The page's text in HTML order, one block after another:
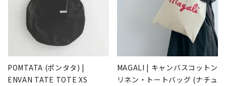
POMTATA (ポンタタ) |
ENVAN TATE TOTE XS
MAGALI | キャンバスコットン
リネン・トートバッグ (ナチュ